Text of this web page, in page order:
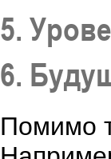
5.
6.
Помимо